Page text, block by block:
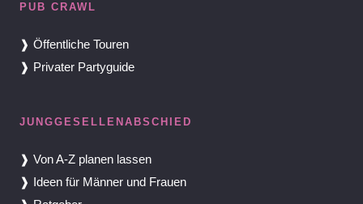
PUB CRAWL
❱ Öffentliche Touren
❱ Privater Partyguide
JUNGGESELLENABSCHIED
❱ Von A-Z planen lassen
❱ Ideen für Männer und Frauen